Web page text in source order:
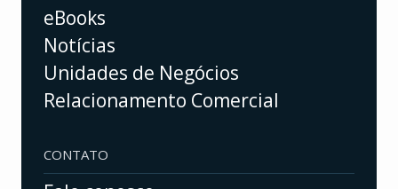
eBooks
Notícias
Unidades de Negócios
Relacionamento Comercial
CONTATO